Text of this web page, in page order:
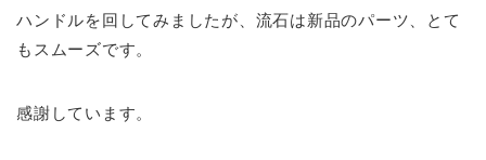
ハンドルを回してみましたが、流石は新品のパーツ、とて
もスムーズです。
感謝しています。